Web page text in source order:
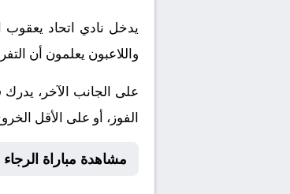
يدخل نادي اتحاد يعقوب
واللاعبون يعلمون أن
على الجانب الآخر،
الفوز، أو على الأقل
مشاهدة مباراة